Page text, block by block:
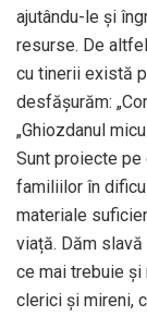
ajutându-le și
resurse. De
cu tinerii există
desfășurăm:
„Ghiozdanul
Sunt proiecte pe
familiilor în
materiale
viață. Dăm
ce mai trebuie și
clerici și mireni,